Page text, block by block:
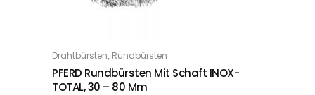
OPTIONS
Drahtbürsten, Rundbürsten
PFERD Rundbürsten Mit Schaft INOX-
TOTAL, 30 – 80 Mm